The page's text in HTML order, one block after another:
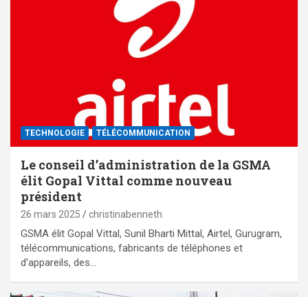
TECHNOLOGIE TÉLÉCOMMUNICATION
Le conseil d’administration de la GSMA
élit Gopal Vittal comme nouveau
président
26 mars 2025 christinabenneth
GSMA élit Gopal Vittal, Sunil Bharti Mittal, Airtel, Gurugram,
télécommunications, fabricants de téléphones et
d'appareils, des…